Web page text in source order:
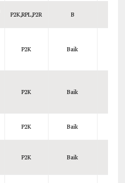
P2K,RPL,P2R B
P2K Baik
P2K Baik
P2K Baik
P2K Baik